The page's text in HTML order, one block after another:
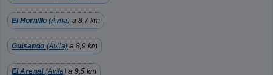
El Hornillo (Ávila) a 8,7 km
Guisando (Ávila) a 8,9 km
El Arenal(Ávila) a 9,5 km